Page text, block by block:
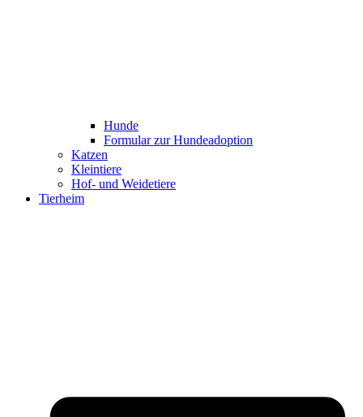
Hunde
Formular zur Hundeadoption
Katzen
Kleintiere
Hof- und Weidetiere
Tierheim